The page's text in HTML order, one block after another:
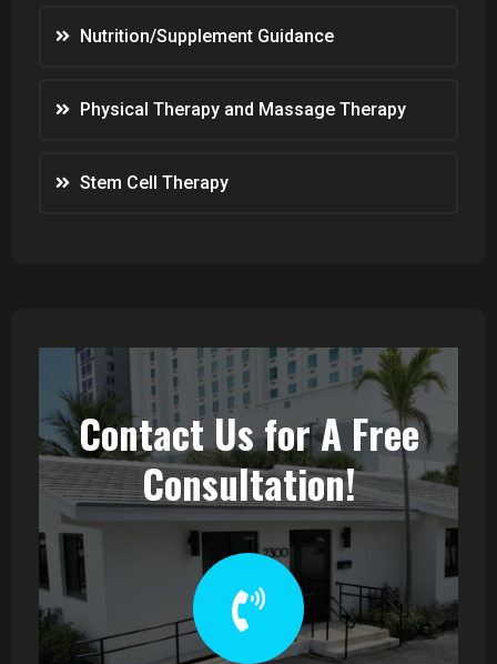
Nutrition/Supplement Guidance
Physical Therapy and Massage Therapy
Stem Cell Therapy
Contact Us for A Free
Consultation!